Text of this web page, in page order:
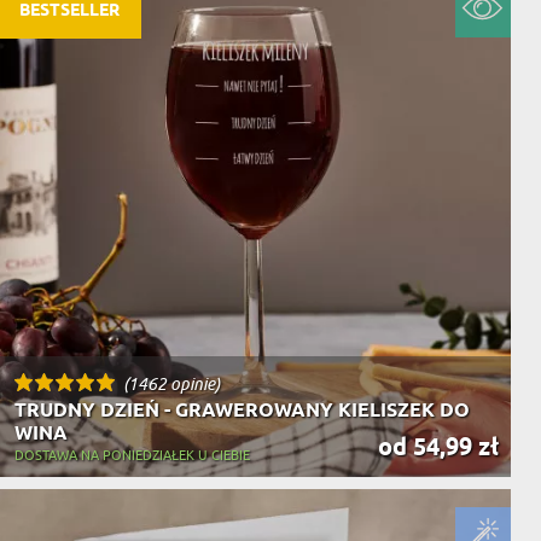
(1462 opinie)
TRUDNY DZIEŃ - GRAWEROWANY KIELISZEK DO
WINA
od 54,99 zł
DOSTAWA NA PONIEDZIAŁEK U CIEBIE
BESTSELLER